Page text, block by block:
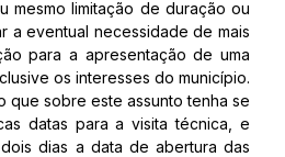
mesmo limitação de duração ou
a eventual necessidade de mais
para a apresentação de uma
os interesses do município.
que sobre este assunto tenha se
datas para a visita técnica, e
dias a data de abertura das